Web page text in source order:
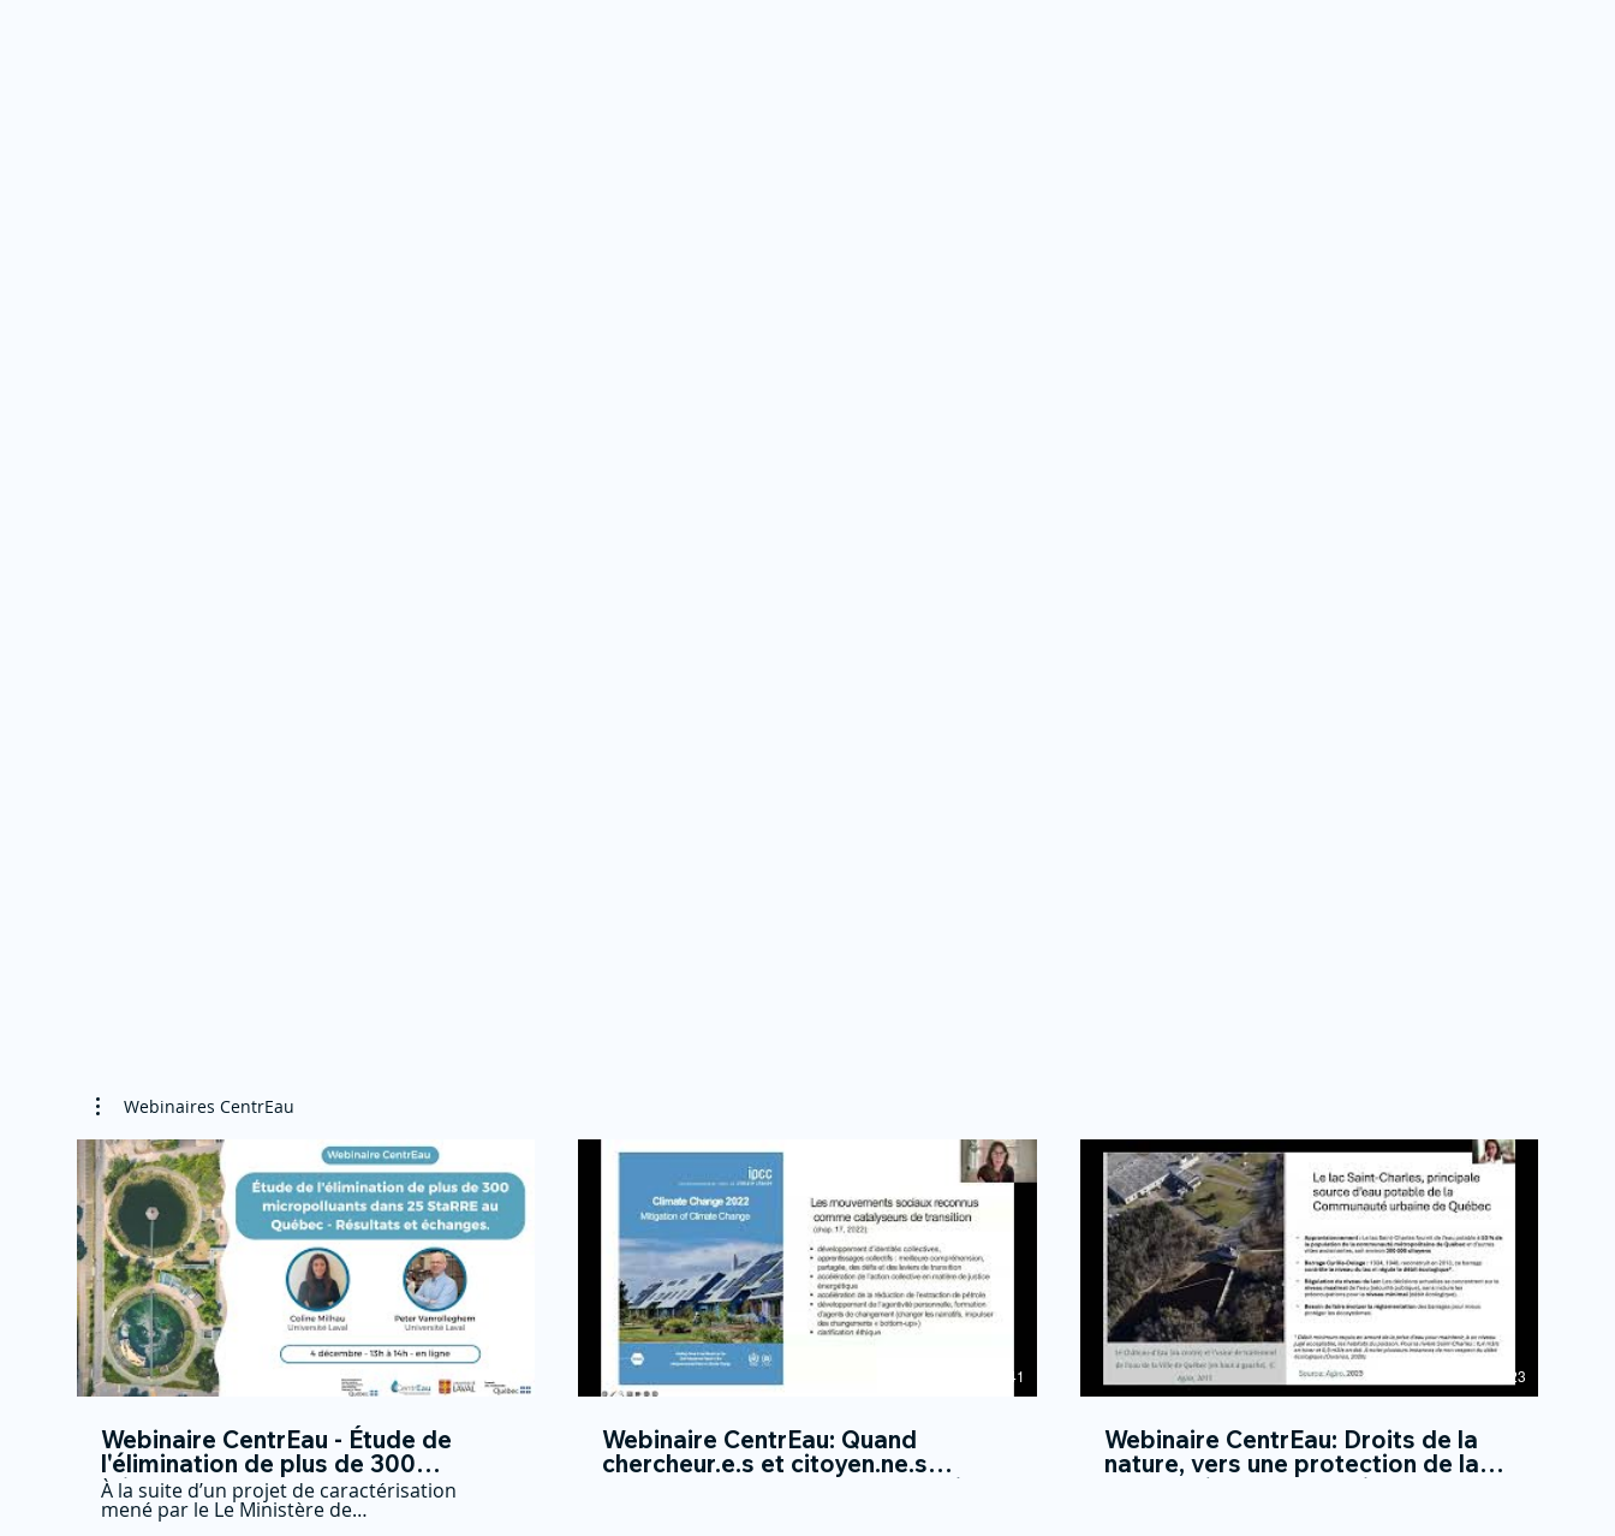
Webinaires CentrEau
26:48
Webinaire CentrEau - Étude de
l'élimination de plus de 300
micropolluants dans 25 StaRRE au
Québec
À la suite d’un projet de caractérisation
mené par le Le Ministère de
l'Environnement, de la Lutte contre les
01:07:41
Webinaire CentrEau: Quand
chercheur.e.s et citoyen.ne.s
mettent en commun leurs savoirs
52:23
Webinaire CentrEau: Droits de la
nature, vers une protection de la
source d’eau du lac Saint-Charles